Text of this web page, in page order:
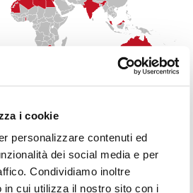
i cookie
personalizzare contenuti ed
dei social media e per
Condividiamo inoltre
in cui utilizza il nostro sito con i